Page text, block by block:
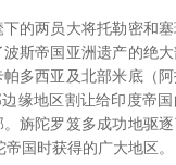
两员大将托勒密和塞
斯帝国亚洲遗产的绝
多西亚及北部米底（
缘地区割让给印度帝
旃陀罗笈多成功地驱
国时获得的广大地区。